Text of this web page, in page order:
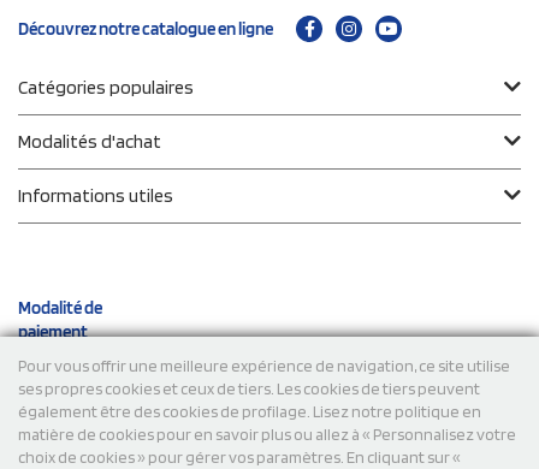
Pour vous offrir une meilleure expérience de navigation, ce site utilise
ses propres cookies et ceux de tiers. Les cookies de tiers peuvent
également être des cookies de profilage. Lisez notre politique en
matière de cookies pour en savoir plus ou allez à « Personnalisez votre
choix de cookies » pour gérer vos paramètres. En cliquant sur «
Découvrez notre catalogue en ligne
Catégories populaires
Modalités d'achat
Informations utiles
Modalité de
paiement
Expéditions